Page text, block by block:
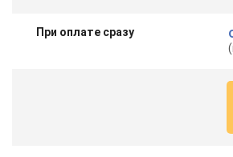
При оплате сразу